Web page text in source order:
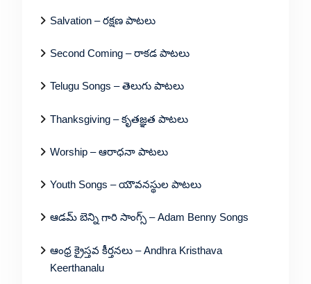
Salvation – రక్షణ పాటలు
Second Coming – రాకడ పాటలు
Telugu Songs – తెలుగు పాటలు
Thanksgiving – కృతజ్ఞత పాటలు
Worship – ఆరాధనా పాటలు
Youth Songs – యౌవనస్థుల పాటలు
ఆడమ్ బెన్ని గారి సాంగ్స్ – Adam Benny Songs
ఆంధ్ర క్రైస్తవ కీర్తనలు – Andhra Kristhava
Keerthanalu